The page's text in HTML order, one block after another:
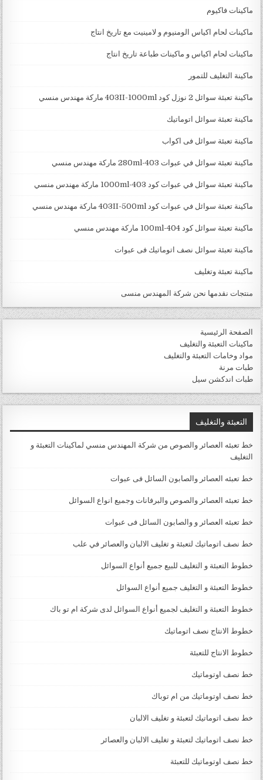
ماكينات فاكيوم
ماكينات لحام اكياس الومنيوم و لامينيت مع تاريخ انتاج
ماكينات لحام اكياس و ماكينات طباعة تاريخ انتاج
ماكينة التغليف للتمور
ماكينة تعبئة سوائل 2 نوزل كود 403II-1000ml ماركة مهندس منسي
ماكينة تعبئة سوائل اتوماتيك
ماكينة تعبئة سوائل فى اكواب
ماكينة تعبئة سوائل في عبوات 403-280ml ماركة مهندس منسي
ماكينة تعبئة سوائل في عبوات كود 403-1000ml ماركة مهندس منسي
ماكينة تعبئة سوائل في عبوات كود 403II-500ml ماركة مهندس منسي
ماكينة تعبئة سوائل كود 404-100ml ماركة مهندس منسي
ماكينة تعبئة سوائل نصف اتوماتيك فى عبوات
ماكينة تعبئة وتغليف
منتجات نقدمها نحن شركة المهندس منسى
الصفحة الرئيسية
ماكينات التعبئة والتغليف
مواد وخامات التعبئة والتغليف
طبات مرنة
طبات اندكشن سيل
التعبئة والتغليف
خط تعبئه العصائر والصوص من شركة المهندس منسي لماكينات التعبئة و
التغليف
خط تعبئه العصائر والصابون السائل فى عبوات
خط تعبئه العصائر والصوص والبرفانات وجميع انواع السوائل
خط تعبئه العصائر و والصابون السائل فى عبوات
خط نصف اتوماتيك لتعبئة و تغليف الالبان والعصائر في علب
خطوط التعبئة و التغليف للبيع جميع أنواع السوائل
خطوط التعبئة و التغليف جميع أنواع السوائل
خطوط التعبئة و التغليف لجميع أنواع السوائل لدى شركة ام تو باك
خطوط الانتاج نصف اتوماتيك
خطوط الانتاج للتعبئة
خط نصف اوتوماتيك
خط نصف اوتوماتيك من ام توباك
خط نصف اتوماتيك لتعبئة و تغليف الالبان
خط نصف اتوماتيك لتعبئة و تغليف الالبان والعصائر
خط نصف اوتوماتيك للتعبئة